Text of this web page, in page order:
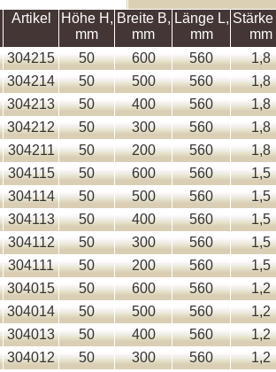
Artikel
Höhe Н,
mm
Breite В,
mm
Länge L,
mm
Stärke
mm
304215 50 600 560 1,8
304214 50 500 560 1,8
304213 50 400 560 1,8
304212 50 300 560 1,8
304211 50 200 560 1,8
304115 50 600 560 1,5
304114 50 500 560 1,5
304113 50 400 560 1,5
304112 50 300 560 1,5
304111 50 200 560 1,5
304015 50 600 560 1,2
304014 50 500 560 1,2
304013 50 400 560 1,2
304012 50 300 560 1,2